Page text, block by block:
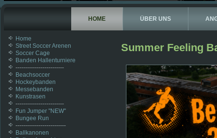
HOME ÜBER UNS
Home
Street Soccer Arenen
Soccer Cage
Banden Hallenturniere
-------------------------
Beachsoccer
Hockeybanden
Messebanden
Kunstrasen
-------------------------
Fun Jumper "NEW"
Bungee Run
--------------------------
Ballkanonen
Summer Feeling